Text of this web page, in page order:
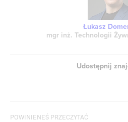
Łukasz
mgr inż. Technologii
Udostępnij
POWINIENEŚ PRZECZYTAĆ